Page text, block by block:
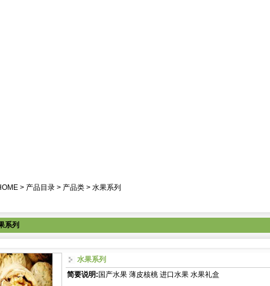
> 产品目录> 产品类> 水果系列
系列
水果系列
简要说明: 国产水果 薄皮核桃 进口水果 水果礼盒